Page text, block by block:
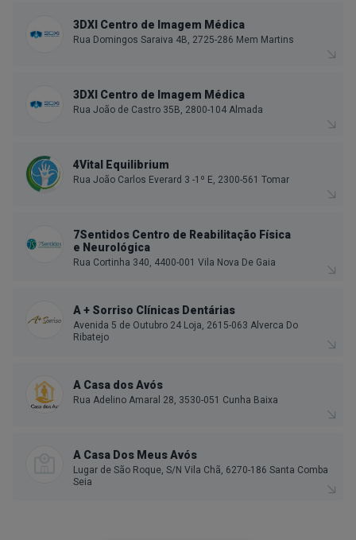
3DXI Centro de Imagem Médica
Rua Domingos Saraiva 4B, 2725-286 Mem Martins
3DXI Centro de Imagem Médica
Rua João de Castro 35B, 2800-104 Almada
4Vital Equilibrium
Rua João Carlos Everard 3 -1º E, 2300-561 Tomar
7Sentidos Centro de Reabilitação Física
e Neurológica
Rua Cortinha 340, 4400-001 Vila Nova De Gaia
A + Sorriso Clínicas Dentárias
Avenida 5 de Outubro 24 Loja, 2615-063 Alverca Do
Ribatejo
A Casa dos Avós
Rua Adelino Amaral 28, 3530-051 Cunha Baixa
A Casa Dos Meus Avós
Lugar de São Roque, S/N Vila Chã, 6270-186 Santa Comba
Seia